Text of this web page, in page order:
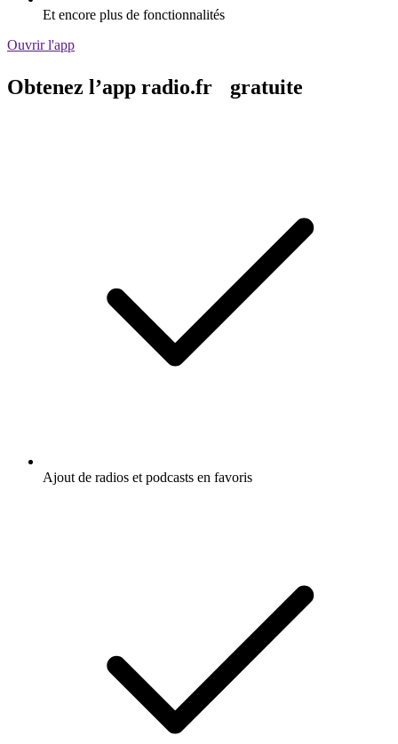
Et encore plus de fonctionnalités
Ouvrir l'app
Obtenez l’app radio.fr gratuite
Ajout de radios et podcasts en favoris